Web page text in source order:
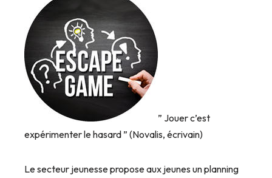
” Jouer c’est
expérimenter le hasard ” (Novalis, écrivain)
Le secteur jeunesse propose aux jeunes un planning